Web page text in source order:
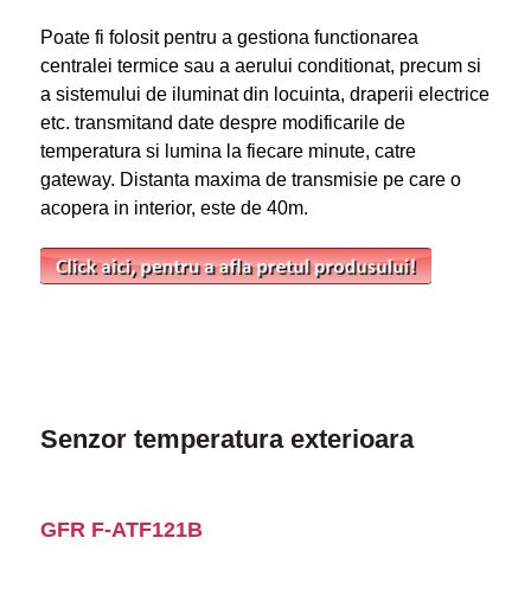
Poate fi folosit pentru a gestiona functionarea
centralei termice sau a aerului conditionat, precum si
a sistemului de iluminat din locuinta, draperii electrice
etc. transmitand date despre modificarile de
temperatura si lumina la fiecare minute, catre
gateway. Distanta maxima de transmisie pe care o
acopera in interior, este de 40m.
Senzor temperatura exterioara
GFR F-ATF121B